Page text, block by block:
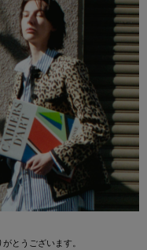
とうございます。